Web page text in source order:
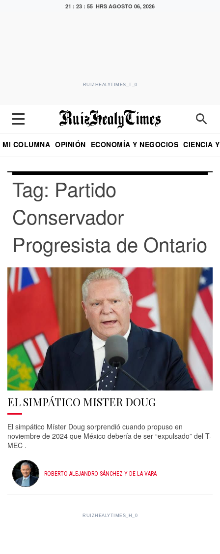
21 : 23 : 55 HRS AGOSTO 06, 2026
RUIZHEALYTIMES_T_0
MI COLUMNA OPINIÓN ECONOMÍA Y NEGOCIOS CIENCIA
Tag: Partido
Conservador
Progresista de Ontario
EL SIMPÁTICO MISTER DOUG
El simpático Míster Doug sorprendió cuando propuso en
noviembre de 2024 que México debería de ser “expulsado” del T-
MEC .
ROBERTO ALEJANDRO SÁNCHEZ Y DE LA VARA
RUIZHEALYTIMES_H_0